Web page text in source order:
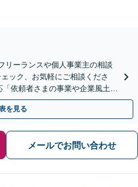
リーランスや個人事業主の相談
ック、お気軽にご相談くださ
依頼者さまの事業や企業風土を
日・夜間相談可】
を見る
メールでお問い合わせ